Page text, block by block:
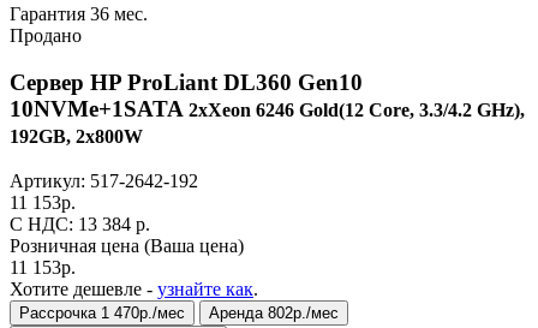
Гарантия 36 мес.
Продано
Сервер HP ProLiant DL360 Gen10
10NVMe+1SATA 2xXeon 6246 Gold(12 Core, 3.3/4.2 GHz),
192GB, 2x800W
Артикул: 517-2642-192
11 153р.
C НДС: 13 384 р.
Розничная цена (Ваша цена)
11 153р.
Хотите дешевле - узнайте как.
Рассрочка 1 470р./мес
Аренда 802р./мес